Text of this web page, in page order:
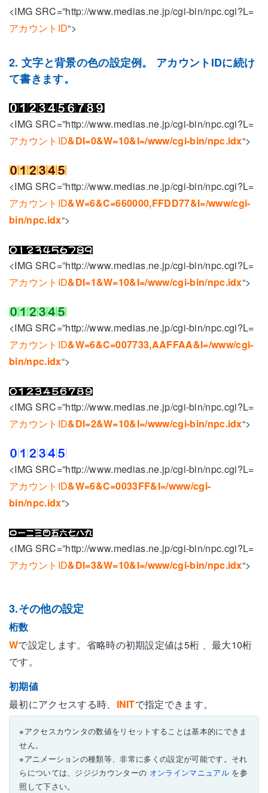
<IMG SRC=”http://www.medias.ne.jp/cgi-bin/npc.cgi?L=
アカウントID“>
2. 文字と背景の色の設定例。 アカウントIDに続け
て書きます。
<IMG SRC=”http://www.medias.ne.jp/cgi-bin/npc.cgi?L=
アカウントID&DI=0&W=10&I=/www/cgi-bin/npc.idx“>
<IMG SRC=”http://www.medias.ne.jp/cgi-bin/npc.cgi?L=
アカウントID&W=6&C=660000,FFDD77&I=/www/cgi-
bin/npc.idx“>
<IMG SRC=”http://www.medias.ne.jp/cgi-bin/npc.cgi?L=
アカウントID&DI=1&W=10&I=/www/cgi-bin/npc.idx“>
<IMG SRC=”http://www.medias.ne.jp/cgi-bin/npc.cgi?L=
アカウントID&W=6&C=007733,AAFFAA&I=/www/cgi-
bin/npc.idx“>
<IMG SRC=”http://www.medias.ne.jp/cgi-bin/npc.cgi?L=
アカウントID&DI=2&W=10&I=/www/cgi-bin/npc.idx“>
<IMG SRC=”http://www.medias.ne.jp/cgi-bin/npc.cgi?L=
アカウントID&W=6&C=0033FF&I=/www/cgi-
bin/npc.idx“>
<IMG SRC=”http://www.medias.ne.jp/cgi-bin/npc.cgi?L=
アカウントID&DI=3&W=10&I=/www/cgi-bin/npc.idx“>
3.その他の設定
桁数
Wで設定します。省略時の初期設定値は5桁 、最大10桁
です。
初期値
最初にアクセスする時、 INITで指定できます。
※アクセスカウンタの数値をリセットすることは基本的にできま
せん。
※アニメーションの種類等、非常に多くの設定が可能です。それ
らについては、ジジジカウンターの オンラインマニュアルを参
照して下さい。